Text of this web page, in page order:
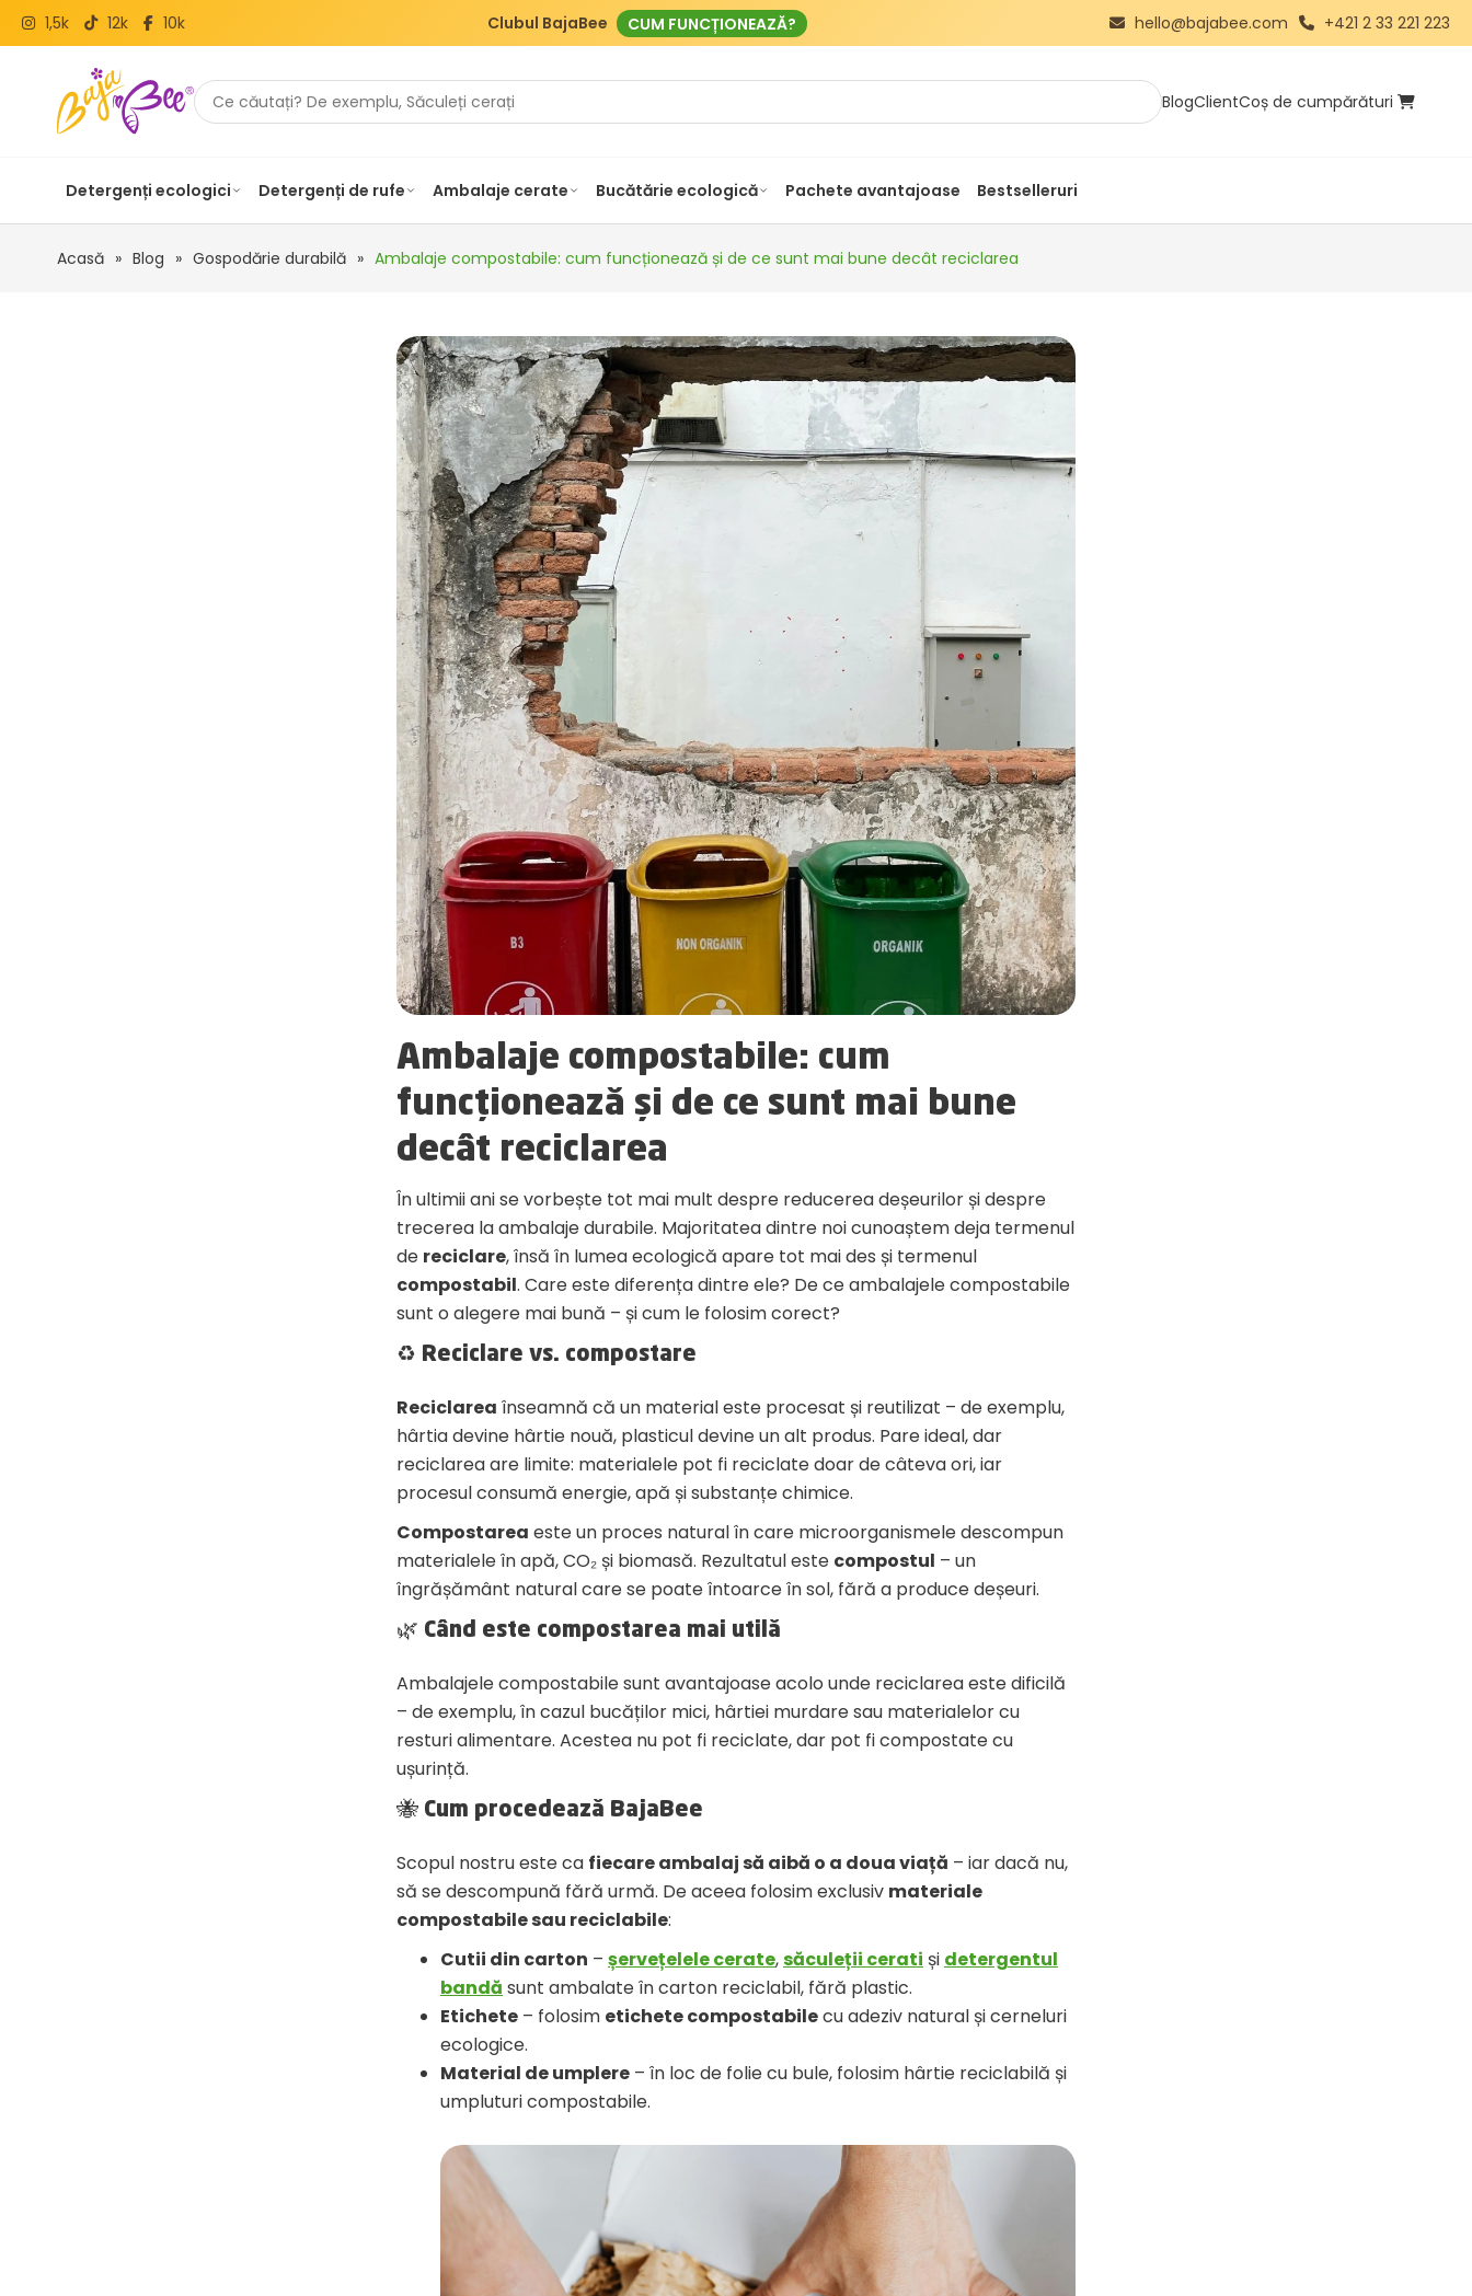
1,5k 12k 10k Clubul BajaBee CUM FUNCȚIONEAZĂ? hello@bajabee.com +421 2 33 221 223
BlogClientCoș de cumpărături
Detergenți ecologici Detergenți de rufe Ambalaje cerate Bucătărie ecologică Pachete avantajoase Bestselleruri
Acasă » Blog » Gospodărie durabilă » Ambalaje compostabile: cum funcționează și de ce sunt mai bune decât reciclarea
Ambalaje compostabile: cum
funcționează și de ce sunt mai bune
decât reciclarea
În ultimii ani se vorbește tot mai mult despre reducerea deșeurilor și despre
trecerea la ambalaje durabile. Majoritatea dintre noi cunoaștem deja termenul
de reciclare, însă în lumea ecologică apare tot mai des și termenul
compostabil. Care este diferența dintre ele? De ce ambalajele compostabile
sunt o alegere mai bună – și cum le folosim corect?
♻️ Reciclare vs. compostare
Reciclarea înseamnă că un material este procesat și reutilizat – de exemplu,
hârtia devine hârtie nouă, plasticul devine un alt produs. Pare ideal, dar
reciclarea are limite: materialele pot fi reciclate doar de câteva ori, iar
procesul consumă energie, apă și substanțe chimice.
Compostarea este un proces natural în care microorganismele descompun
materialele în apă, CO₂ și biomasă. Rezultatul este compostul – un
îngrășământ natural care se poate întoarce în sol, fără a produce deșeuri.
🌿 Când este compostarea mai utilă
Ambalajele compostabile sunt avantajoase acolo unde reciclarea este dificilă
– de exemplu, în cazul bucăților mici, hârtiei murdare sau materialelor cu
resturi alimentare. Acestea nu pot fi reciclate, dar pot fi compostate cu
ușurință.
🐝 Cum procedează BajaBee
Scopul nostru este ca fiecare ambalaj să aibă o a doua viață – iar dacă nu,
să se descompună fără urmă. De aceea folosim exclusiv materiale
compostabile sau reciclabile:
Cutii din carton – șervețelele cerate,săculeții cerati și detergentul
bandă sunt ambalate în carton reciclabil, fără plastic.
Etichete – folosim etichete compostabilecu adeziv natural și cerneluri
ecologice.
Material de umplere – în loc de folie cu bule, folosim hârtie reciclabilă și
umpluturi compostabile.